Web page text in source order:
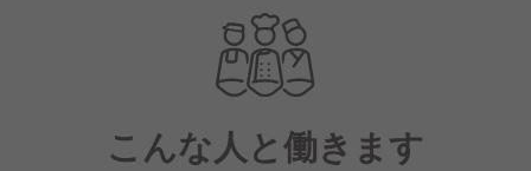
こんな人と働きます